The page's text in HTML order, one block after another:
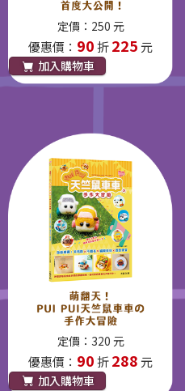
定價：250 元
優惠價： 90折225 元
加入購物車
定價：320 元
優惠價： 90折288 元
加入購物車